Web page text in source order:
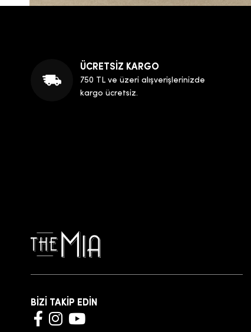
ÜCRETSİZ KARGO
750 TL ve üzeri alışverişlerinizde
kargo ücretsiz.
BİZİ TAKİP EDİN